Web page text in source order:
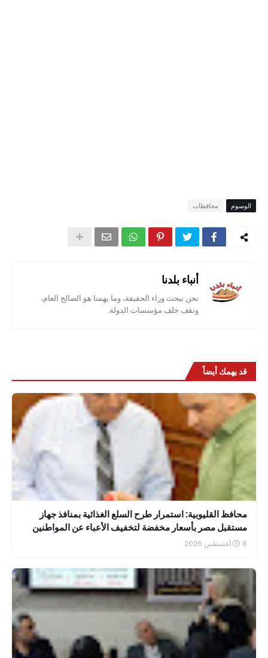
الوسوم محافظات
أنباء بلدنا
نحن نبحث وراء الحقيقة، وما يهمنا هو الصالح العام،
ونقف خلف مؤسسات الدولة.
قد يهمك أيضاً
محافظ القليوبية: استمرار طرح السلع الغذائية بمنافذ جهاز
مستقبل مصر بأسعار مخفضة لتخفيف الأعباء عن المواطنين
8 أغسطس 2026